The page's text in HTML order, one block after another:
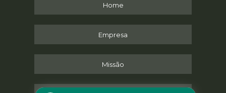
Home
Empresa
Missão